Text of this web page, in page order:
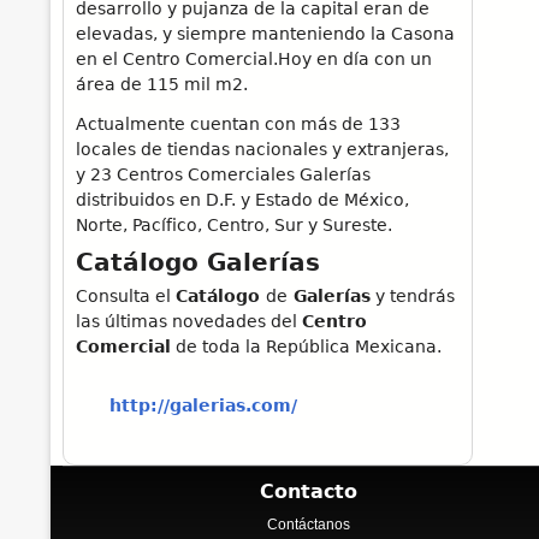
desarrollo y pujanza de la capital eran de
elevadas, y siempre manteniendo la Casona
en el Centro Comercial.Hoy en día con un
área de 115 mil m2.
Actualmente cuentan con más de 133
locales de tiendas nacionales y extranjeras,
y 23 Centros Comerciales Galerías
distribuidos en D.F. y Estado de México,
Norte, Pacífico, Centro, Sur y Sureste.
Catálogo Galerías
Consulta el Catálogo de Galerías y tendrás
las últimas novedades del Centro
Comercial de toda la República Mexicana.
http://galerias.com/
Contacto
Contáctanos